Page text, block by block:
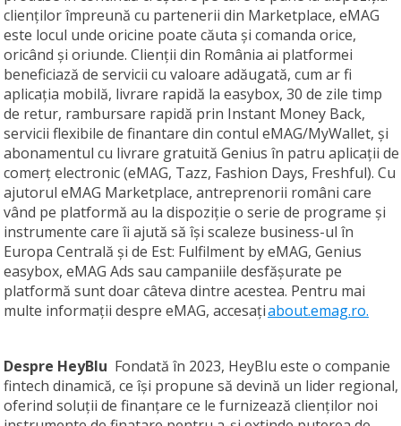
clienților împreună cu partenerii din Marketplace, eMAG
este locul unde oricine poate căuta și comanda orice,
oricând și oriunde. Clienții din România ai platformei
beneficiază de servicii cu valoare adăugată, cum ar fi
aplicația mobilă, livrare rapidă la easybox, 30 de zile timp
de retur, rambursare rapidă prin Instant Money Back,
servicii flexibile de finantare din contul eMAG/MyWallet, și
abonamentul cu livrare gratuită Genius în patru aplicații de
comerț electronic (eMAG, Tazz, Fashion Days, Freshful). Cu
ajutorul eMAG Marketplace, antreprenorii români care
vând pe platformă au la dispoziție o serie de programe și
instrumente care îi ajută să își scaleze business-ul în
Europa Centrală și de Est: Fulfilment by eMAG, Genius
easybox, eMAG Ads sau campaniile desfășurate pe
platformă sunt doar câteva dintre acestea. Pentru mai
multe informații despre eMAG, accesațiabout.emag.ro.
Despre HeyBlu Fondată în 2023, HeyBlu este o companie
fintech dinamică, ce își propune să devină un lider regional,
oferind soluții de finanțare ce le furnizează clienților noi